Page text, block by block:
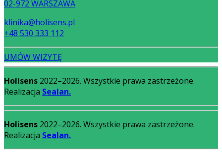
02-972 WARSZAWA
klinika@holisens.pl
+48 530 333 112
UMÓW WIZYTĘ
Holisens 2022–2026. Wszystkie prawa zastrzeżone.
Realizacja Sealan.
Holisens 2022–2026. Wszystkie prawa zastrzeżone.
Realizacja Sealan.